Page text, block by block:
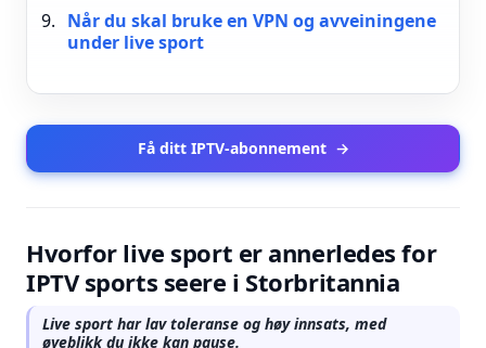
Når du skal bruke en VPN og avveiningene
under live sport
Få ditt IPTV-abonnement →
Hvorfor live sport er annerledes for
IPTV sports seere i Storbritannia
Live sport har lav toleranse og høy innsats, med
øyeblikk du ikke kan pause.